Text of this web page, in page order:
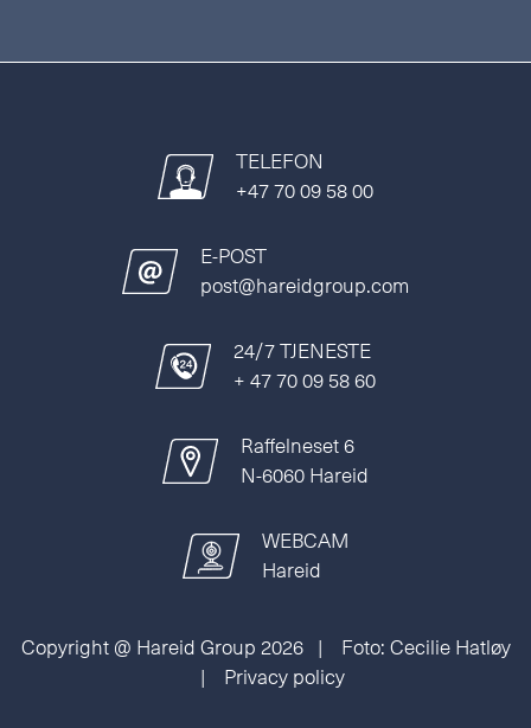
TELEFON
+47 70 09 58 00
E-POST
post@hareidgroup.com
24/7 TJENESTE
+ 47 70 09 58 60
Raffelneset 6
N-6060 Hareid
WEBCAM
Hareid
Copyright @ Hareid Group 2026 | Foto: Cecilie Hatløy
| Privacy policy